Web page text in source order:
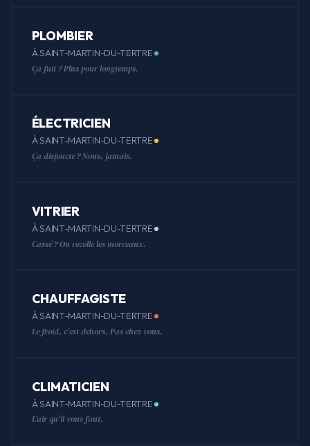
PLOMBIER
À SAINT-MARTIN-DU-TERTRE
Ça fuit ? Plus pour longtemps.
ÉLECTRICIEN
À SAINT-MARTIN-DU-TERTRE
Ça disjoncte ? Nous, jamais.
VITRIER
À SAINT-MARTIN-DU-TERTRE
Cassé ? On recolle les morceaux.
CHAUFFAGISTE
À SAINT-MARTIN-DU-TERTRE
Le froid, c'est dehors. Pas chez vous.
CLIMATICIEN
À SAINT-MARTIN-DU-TERTRE
L'air qu'il vous faut.